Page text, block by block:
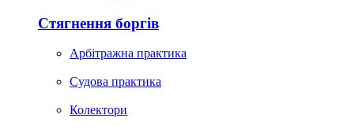
Стягнення боргiв
Арбітражна практика
Судова практика
Колектори